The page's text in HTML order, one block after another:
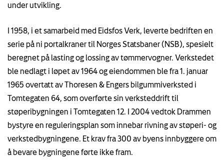
under utvikling.
I 1958, i et samarbeid med Eidsfos Verk, leverte bedriften en
serie på ni portalkraner til Norges Statsbaner (NSB), spesielt
beregnet på lasting og lossing av tømmervogner. Verkstedet
ble nedlagt i løpet av 1964 og eiendommen ble fra 1. januar
1965 overtatt av Thoresen & Engers bilgummiverksted i
Tomtegaten 64, som overførte sin verksteddrift til
støperibygningen i Tomtegaten 12. I 2004 vedtok Drammen
bystyre en reguleringsplan som innebar rivning av støperi- og
verkstedbygningene. Et krav fra 300 av byens innbyggere om
å bevare bygningene førte ikke fram.